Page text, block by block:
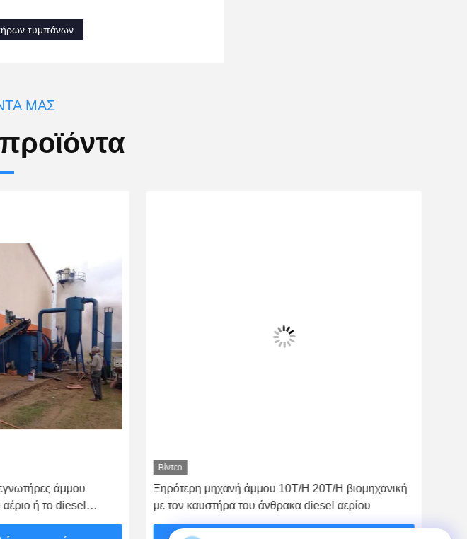
τυμπάνων
ΜΑΣ
άμμου
ή το diesel
Βίντεο
Ξηρότερη μηχανή άμμου 10T/H 20T/H βιομηχανική
με τον καυστήρα του άνθρακα diesel αερίου